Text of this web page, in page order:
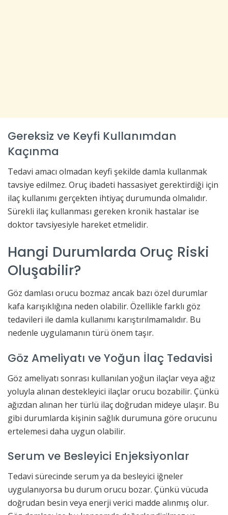
Gereksiz ve Keyfi Kullanımdan
Kaçınma
Tedavi amacı olmadan keyfi şekilde damla kullanmak
tavsiye edilmez. Oruç ibadeti hassasiyet gerektirdiği için
ilaç kullanımı gerçekten ihtiyaç durumunda olmalıdır.
Sürekli ilaç kullanması gereken kronik hastalar ise
doktor tavsiyesiyle hareket etmelidir.
Hangi Durumlarda Oruç Riski
Oluşabilir?
Göz damlası orucu bozmaz ancak bazı özel durumlar
kafa karışıklığına neden olabilir. Özellikle farklı göz
tedavileri ile damla kullanımı karıştırılmamalıdır. Bu
nedenle uygulamanın türü önem taşır.
Göz Ameliyatı ve Yoğun İlaç Tedavisi
Göz ameliyatı sonrası kullanılan yoğun ilaçlar veya ağız
yoluyla alınan destekleyici ilaçlar orucu bozabilir. Çünkü
ağızdan alınan her türlü ilaç doğrudan mideye ulaşır. Bu
gibi durumlarda kişinin sağlık durumuna göre orucunu
ertelemesi daha uygun olabilir.
Serum ve Besleyici Enjeksiyonlar
Tedavi sürecinde serum ya da besleyici iğneler
uygulanıyorsa bu durum orucu bozar. Çünkü vücuda
doğrudan besin veya enerji verici madde alınmış olur.